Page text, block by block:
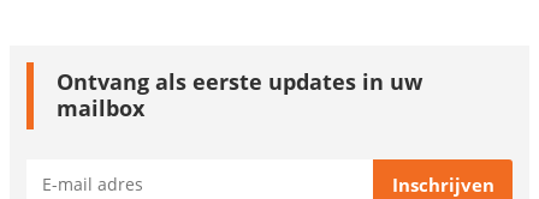
Ontvang als eerste updates in uw
mailbox